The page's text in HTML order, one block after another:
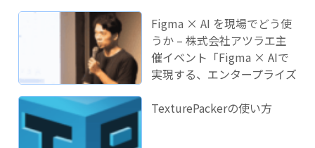
Figma × AI を現場でどう使
うか – 株式会社アツラエ主
催イベント「Figma × AIで
実現する、エンタープライズ
ました！
TexturePackerの使い方